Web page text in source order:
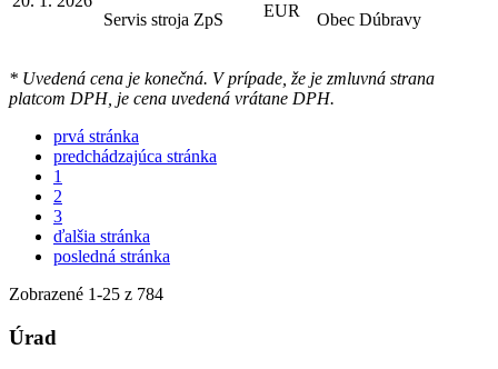
Servis stroja ZpS
EUR
Obec Dúbravy
* Uvedená cena je konečná. V prípade, že je zmluvná strana
platcom DPH, je cena uvedená vrátane DPH.
prvá stránka
predchádzajúca stránka
1
2
3
ďalšia stránka
posledná stránka
Zobrazené 1-25 z 784
Úrad